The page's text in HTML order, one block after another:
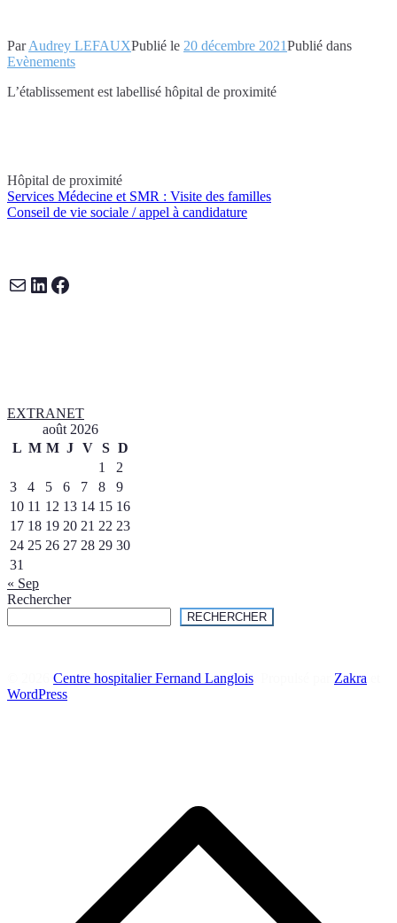
ParAudrey LEFAUXPublié le 20 décembre 2021Publié dans
Evènements
L’établissement est labellisé hôpital de proximité
Hôpital de proximité
Navigation
l’article
Services Médecine et SMR : Visite des familles
Conseil de vie sociale / appel à candidature
E-mailLinkedIn
Facebook
EXTRANET
août 2026
L M M J V S D
1
2
3
4 5 6 7 8
9
10 11 12 13 14 15 16
17 18 19 20 21 22 23
24 25 26 27 28 29 30
31
« Sep
Rechercher
RECHERCHER
Centre hospitalier Fernand Langlois Zakra
WordPress